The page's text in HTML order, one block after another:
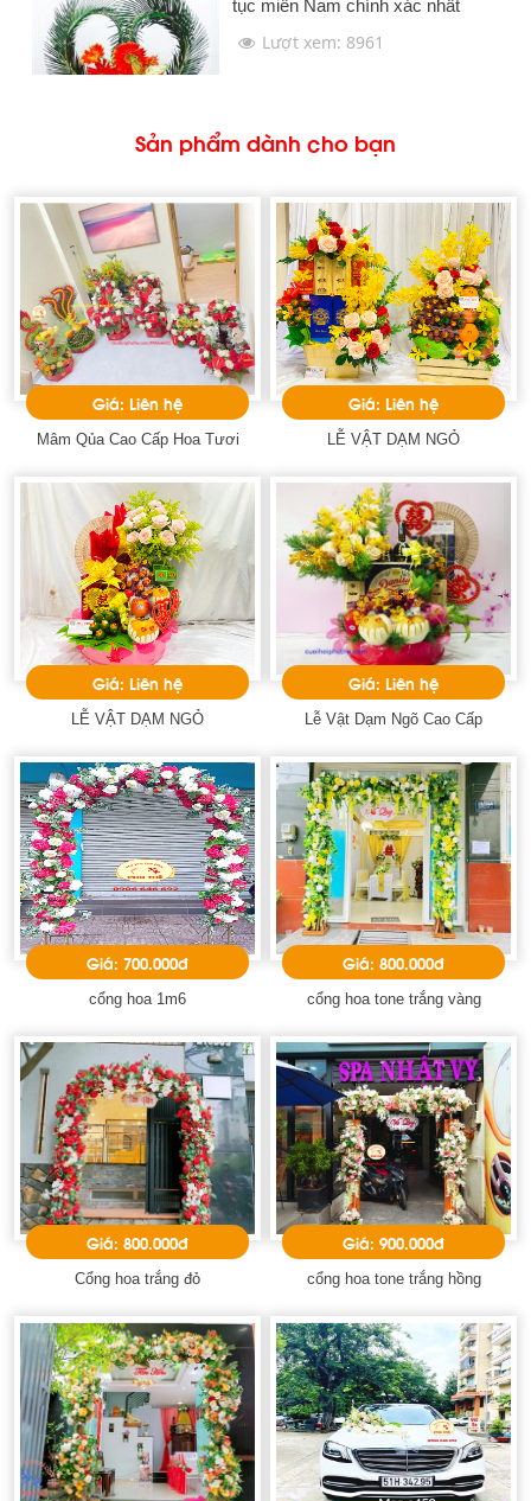
tục miền Nam chính xác nhất
Lượt xem: 8961
Sản phẩm dành cho bạn
Giá: Liên hệ
Mâm Qủa Cao Cấp Hoa Tươi
Giá: Liên hệ
LỄ VẬT DẠM NGỎ
Giá: Liên hệ
LỄ VẬT DẠM NGỎ
Giá: Liên hệ
Lễ Vật Dạm Ngõ Cao Cấp
Giá: 700.000đ
cổng hoa 1m6
Giá: 800.000đ
cổng hoa tone trắng vàng
Giá: 800.000đ
Cổng hoa trắng đỏ
Giá: 900.000đ
cổng hoa tone trắng hồng